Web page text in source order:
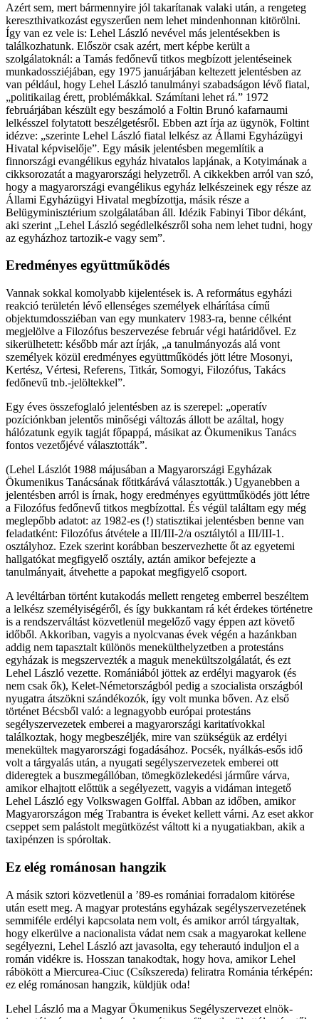
Azért sem, mert bármennyire jól takarítanak valaki után, a rengeteg
kereszthivatkozást egyszerűen nem lehet mindenhonnan kitörölni.
Így van ez vele is: Lehel László nevével más jelentésekben is
találkozhatunk. Először csak azért, mert képbe került a
szolgálatoknál: a Tamás fedőnevű titkos megbízott jelentéseinek
munkadossziéjában, egy 1975 januárjában keltezett jelentésben az
van például, hogy Lehel László tanulmányi szabadságon lévő fiatal,
„politikailag érett, problémákkal. Számítani lehet rá.” 1972
februárjában készült egy beszámoló a Foltin Brunó kafarnaumi
lelkésszel folytatott beszélgetésről. Ebben azt írja az ügynök, Foltint
idézve: „szerinte Lehel László fiatal lelkész az Állami Egyházügyi
Hivatal képviselője”. Egy másik jelentésben megemlítik a
finnországi evangélikus egyház hivatalos lapjának, a Kotyimának a
cikksorozatát a magyarországi helyzetről. A cikkekben arról van szó,
hogy a magyarországi evangélikus egyház lelkészeinek egy része az
Állami Egyházügyi Hivatal megbízottja, másik része a
Belügyminisztérium szolgálatában áll. Idézik Fabinyi Tibor dékánt,
aki szerint „Lehel László segédlelkészről soha nem lehet tudni, hogy
az egyházhoz tartozik-e vagy sem”.
Eredményes együttműködés
Vannak sokkal komolyabb kijelentések is. A református egyházi
reakció területén lévő ellenséges személyek elhárítása című
objektumdossziéban van egy munkaterv 1983-ra, benne célként
megjelölve a Filozófus beszervezése február végi határidővel. Ez
sikerülhetett: később már azt írják, „a tanulmányozás alá vont
személyek közül eredményes együttműködés jött létre Mosonyi,
Kertész, Vértesi, Referens, Titkár, Somogyi, Filozófus, Takács
fedőnevű tnb.-jelöltekkel”.
Egy éves összefoglaló jelentésben az is szerepel: „operatív
pozíciónkban jelentős minőségi változás állott be azáltal, hogy
hálózatunk egyik tagját főpappá, másikat az Ökumenikus Tanács
fontos vezetőjévé választották”.
(Lehel Lászlót 1988 májusában a Magyarországi Egyházak
Ökumenikus Tanácsának főtitkárává választották.) Ugyanebben a
jelentésben arról is írnak, hogy eredményes együttműködés jött létre
a Filozófus fedőnevű titkos megbízottal. És végül találtam egy még
meglepőbb adatot: az 1982-es (!) statisztikai jelentésben benne van
feladatként: Filozófus átvétele a III/III-2/a osztálytól a III/III-1.
osztályhoz. Ezek szerint korábban beszervezhette őt az egyetemi
hallgatókat megfigyelő osztály, aztán amikor befejezte a
tanulmányait, átvehette a papokat megfigyelő csoport.
A levéltárban történt kutakodás mellett rengeteg emberrel beszéltem
a lelkész személyiségéről, és így bukkantam rá két érdekes történetre
is a rendszerváltást közvetlenül megelőző vagy éppen azt követő
időből. Akkoriban, vagyis a nyolcvanas évek végén a hazánkban
addig nem tapasztalt különös menekülthelyzetben a protestáns
egyházak is megszervezték a maguk menekültszolgálatát, és ezt
Lehel László vezette. Romániából jöttek az erdélyi magyarok (és
nem csak ők), Kelet-Németországból pedig a szocialista országból
nyugatra átszökni szándékozók, így volt munka bőven. Az első
történet Bécsből való: a legnagyobb európai protestáns
segélyszervezetek emberei a magyarországi karitatívokkal
találkoztak, hogy megbeszéljék, mire van szükségük az erdélyi
menekültek magyarországi fogadásához. Pocsék, nyálkás-esős idő
volt a tárgyalás után, a nyugati segélyszervezetek emberei ott
dideregtek a buszmegállóban, tömegközlekedési járműre várva,
amikor elhajtott előttük a segélyezett, vagyis a vidáman integető
Lehel László egy Volkswagen Golffal. Abban az időben, amikor
Magyarországon még Trabantra is éveket kellett várni. Az eset akkor
cseppet sem palástolt megütközést váltott ki a nyugatiakban, akik a
taxipénzen is spóroltak.
Ez elég románosan hangzik
A másik sztori közvetlenül a ’89-es romániai forradalom kitörése
után esett meg. A magyar protestáns egyházak segélyszervezetének
semmiféle erdélyi kapcsolata nem volt, és amikor arról tárgyaltak,
hogy elkerülve a nacionalista vádat nem csak a magyarokat kellene
segélyezni, Lehel László azt javasolta, egy teherautó induljon el a
román vidékre is. Hosszan tanakodtak, hogy hova, amikor Lehel
rábökött a Miercurea-Ciuc (Csíkszereda) feliratra Románia térképén:
ez elég románosan hangzik, küldjük oda!
Lehel László ma a Magyar Ökumenikus Segélyszervezet elnök-